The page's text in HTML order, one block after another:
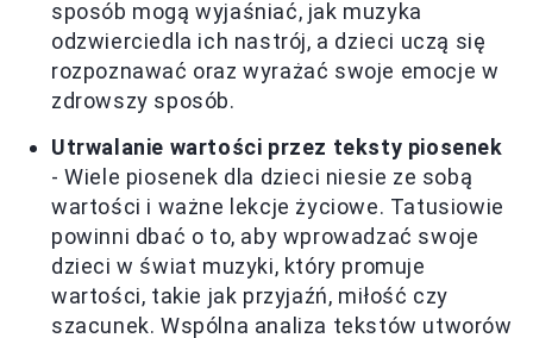
sposób mogą wyjaśniać, jak muzyka
odzwierciedla ich nastrój, a dzieci uczą się
rozpoznawać oraz wyrażać swoje emocje w
zdrowszy sposób.
Utrwalanie wartości przez teksty piosenek
- Wiele piosenek dla dzieci niesie ze sobą
wartości i ważne lekcje życiowe. Tatusiowie
powinni dbać o to, aby wprowadzać swoje
dzieci w świat muzyki, który promuje
wartości, takie jak przyjaźń, miłość czy
szacunek. Wspólna analiza tekstów utworów